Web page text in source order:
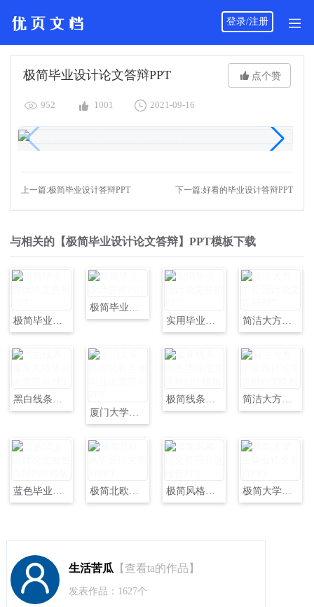
登录/注册
极简毕业设计论文答辩PPT  点个赞
 952  1001  2021-09-16
上一篇:极简毕业设计答辩PPT 下一篇:好看的毕业设计答辩PPT
与相关的【极简毕业设计论文答辩】PPT模板下载
极简毕业设计论文答辩PPT
极简毕业设计答辩PPT
实用毕业设计论文答辩PPT
简洁大方毕业设计论文答辩PPT
黑白线条极简风格毕业论文答辩PPT
厦门大学极简风格学术毕业论文答辩PPT
极简线条商务毕业论文答辩PPT模板 简洁大方毕业设计论文答辩PPT模板
蓝色毕业设计论文报告答辩PPT模板 极简北欧风毕业论文答辩PPT 极简风格论文答辩开题报告PPT 极简大学生毕业论文答辩PPT
生活苦瓜 【查看ta的作品】
发表作品：1627个